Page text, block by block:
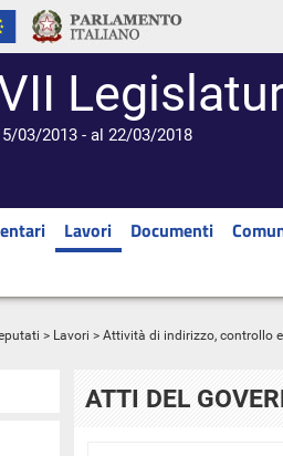
03/2013 - al 22/03/2018
Lavori Documenti
> Lavori > Attività di indirizzo, controllo
ATTI DEL